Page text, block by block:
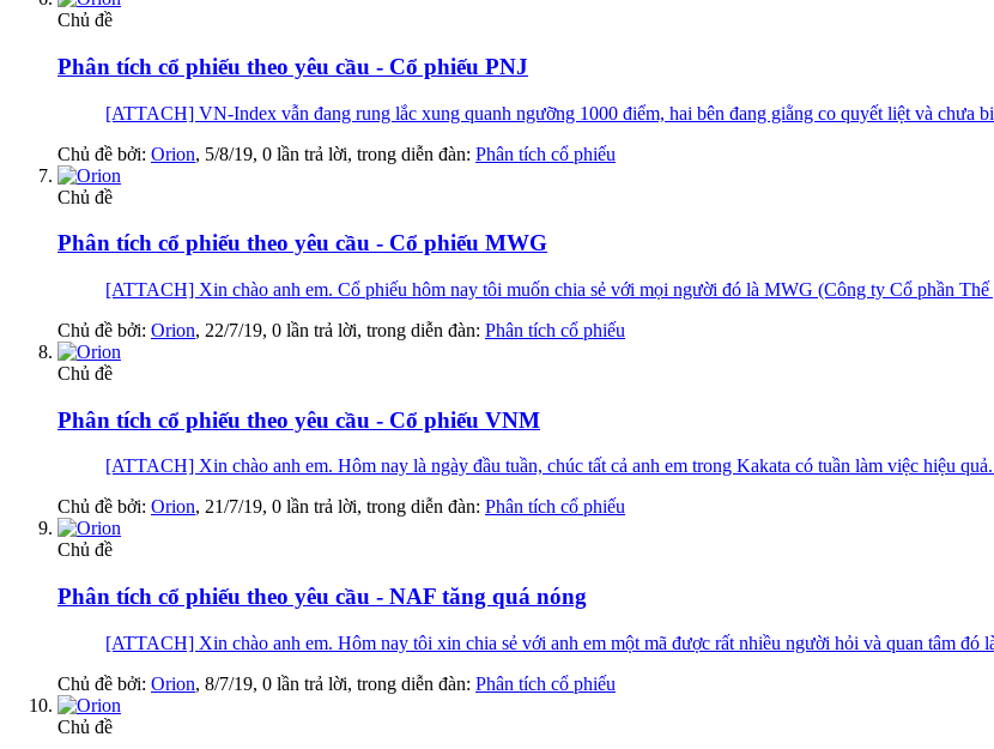
Chủ đề
Phân tích cổ phiếu theo yêu cầu - Cổ phiếu PNJ
[ATTACH] VN-Index vẫn đang rung lắc xung quanh ngưỡng 1000 điểm, hai bên đang giằng co quyết liệt và chưa
Chủ đề bởi: Orion, 5/8/19, 0 lần trả lời, trong diễn đàn: Phân tích cổ phiếu
Chủ đề
Phân tích cổ phiếu theo yêu cầu - Cổ phiếu MWG
[ATTACH] Xin chào anh em. Cổ phiếu hôm nay tôi muốn chia sẻ với mọi người đó là MWG (Công ty Cổ phần
Chủ đề bởi: Orion, 22/7/19, 0 lần trả lời, trong diễn đàn: Phân tích cổ phiếu
Chủ đề
Phân tích cổ phiếu theo yêu cầu - Cổ phiếu VNM
[ATTACH] Xin chào anh em. Hôm nay là ngày đầu tuần, chúc tất cả anh em trong Kakata có tuần làm việc hiệu
Chủ đề bởi: Orion, 21/7/19, 0 lần trả lời, trong diễn đàn: Phân tích cổ phiếu
Chủ đề
Phân tích cổ phiếu theo yêu cầu - NAF tăng quá nóng
[ATTACH] Xin chào anh em. Hôm nay tôi xin chia sẻ với anh em một mã được rất nhiều người hỏi và quan tâm đó
Chủ đề bởi: Orion, 8/7/19, 0 lần trả lời, trong diễn đàn: Phân tích cổ phiếu
Chủ đề